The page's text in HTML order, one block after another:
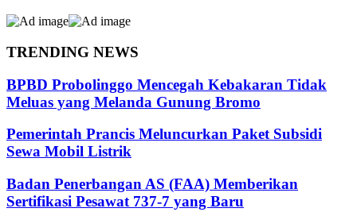
TRENDING NEWS
BPBD Probolinggo Mencegah Kebakaran Tidak
Meluas yang Melanda Gunung Bromo
Pemerintah Prancis Meluncurkan Paket Subsidi
Sewa Mobil Listrik
Badan Penerbangan AS (FAA) Memberikan
Sertifikasi Pesawat 737-7 yang Baru